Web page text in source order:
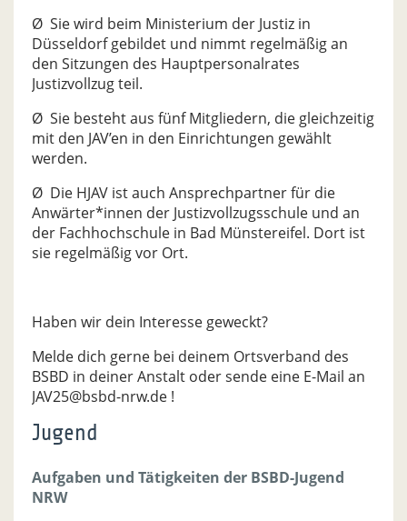
Ø Sie wird beim Ministerium der Justiz in
Düsseldorf gebildet und nimmt regelmäßig an
den Sitzungen des Hauptpersonalrates
Justizvollzug teil.
Ø Sie besteht aus fünf Mitgliedern, die gleichzeitig
mit den JAV’en in den Einrichtungen gewählt
werden.
Ø Die HJAV ist auch Ansprechpartner für die
Anwärter*innen der Justizvollzugsschule und an
der Fachhochschule in Bad Münstereifel. Dort ist
sie regelmäßig vor Ort.
Haben wir dein Interesse geweckt?
Melde dich gerne bei deinem Ortsverband des
BSBD in deiner Anstalt oder sende eine E-Mail an
JAV25@bsbd-nrw.de !
Jugend
Aufgaben und Tätigkeiten der BSBD-Jugend
NRW